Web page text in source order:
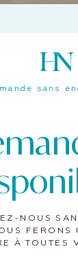
sans
NOUS
FERONS
À TOUTES